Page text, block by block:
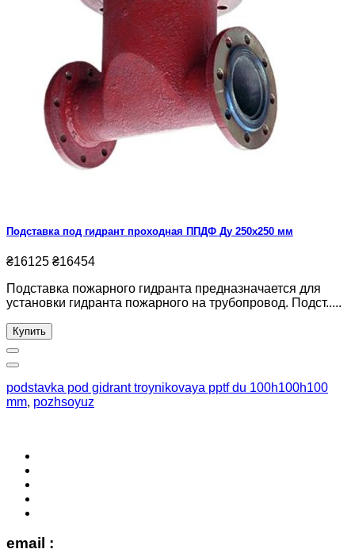
Подставка под гидрант проходная ППДФ Ду 250х250 мм
₴16125 ₴16454
Подставка пожарного гидранта предназначается для
установки гидранта пожарного на трубопровод. Подст.....
Купить
podstavka pod gidrant troynikovaya pptf du 100h100h100
mm, pozhsoyuz
email :